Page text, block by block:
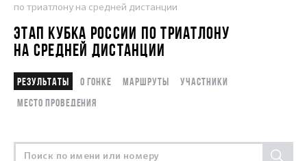
по триатлону на средней дистанции
ЭТАП КУБКА РОССИИ ПО ТРИАТЛОНУ
НА СРЕДНЕЙ ДИСТАНЦИИ
Результаты О гонке Маршруты
Участники
Место проведения